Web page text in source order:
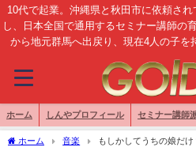
10代で起業。沖縄県と秋田市に依頼さ
し、日本全国で通用するセミナー講師の
から地元群馬へ出戻り、現在4人の子を
ホーム しんやプロフィール セミナー講師
ホーム 音楽
もしかしてうちの娘だ